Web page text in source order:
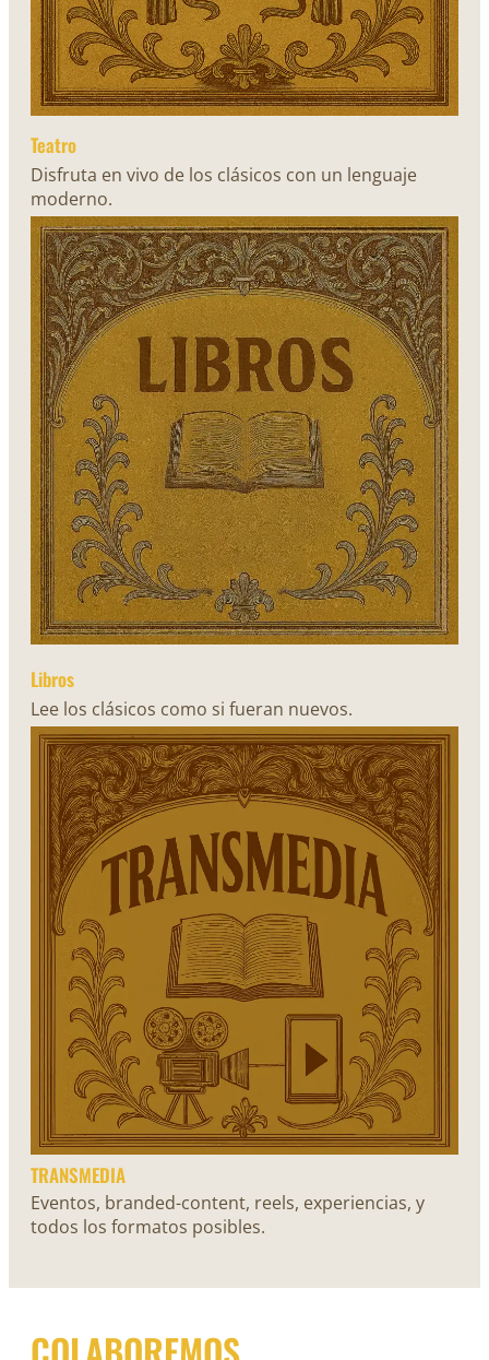
Teatro
Disfruta en vivo de los clásicos con un lenguaje
moderno.
Libros
Lee los clásicos como si fueran nuevos.
TRANSMEDIA
Eventos, branded-content, reels, experiencias, y
todos los formatos posibles.